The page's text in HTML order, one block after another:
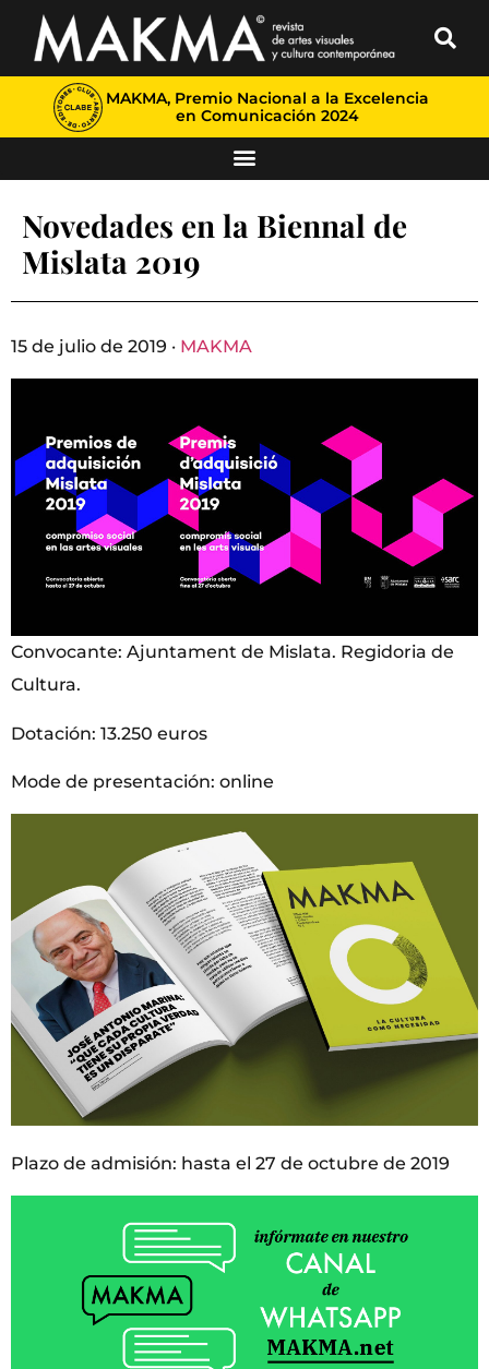
MAKMA, Premio Nacional a la Excelencia
en Comunicación 2024
Novedades en la Biennal de
Mislata 2019
15 de julio de 2019 · MAKMA
Convocante: Ajuntament de Mislata. Regidoria de
Cultura.
Dotación: 13.250 euros
Mode de presentación: online
Plazo de admisión: hasta el 27 de octubre de 2019